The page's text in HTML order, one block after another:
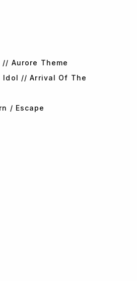
// Aurore Theme
Idol // Arrival Of The
/ Escape